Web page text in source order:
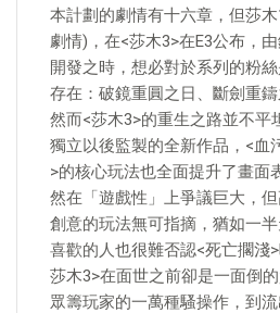
本計劃的劇情有十六章，但莎
劇情)，在<莎木3>在E3公布，
開發之時，想必對於系列的粉
存在：破鏡重圓之日、斷劍重鑄
然而<莎木3>的重生之路並不平
獨立以後監製的全新作品，<血
>的核心玩法也全面提升了畫面
然在「遊戲性」上爭議巨大，
創意的玩法無可指摘，猶如一
喜歡的人也很難否認<死亡擱淺
莎木3>在面世之前卻是一面倒
眾籌玩家的一萬種騷操作，到